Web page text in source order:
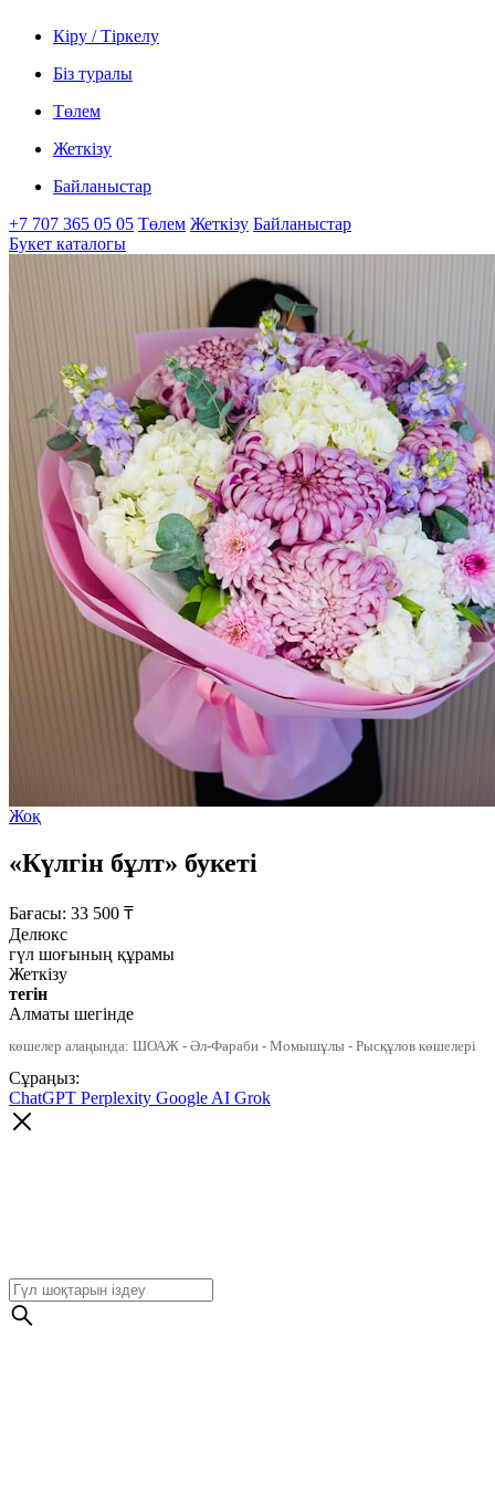
Кіру / Тіркелу
Біз туралы
Төлем
Жеткізу
Байланыстар
+7 707 365 05 05 Төлем Жеткізу Байланыстар
Букет каталогы
Жоқ
«Күлгін бұлт» букеті
Бағасы: 33 500 ₸
Делюкс
гүл шоғының құрамы
Жеткізу
тегін
Алматы шегінде
көшелер алаңында: ШОАЖ - Әл-Фараби - Момышұлы - Рысқұлов көшелері
Сұраңыз:
ChatGPT Perplexity Google AI Grok